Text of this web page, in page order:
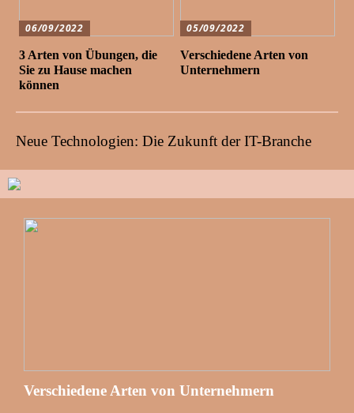
06/09/2022
3 Arten von Übungen, die
Sie zu Hause machen
können
05/09/2022
Verschiedene Arten von
Unternehmern
Neue Technologien: Die Zukunft der IT-Branche
Verschiedene Arten von Unternehmern